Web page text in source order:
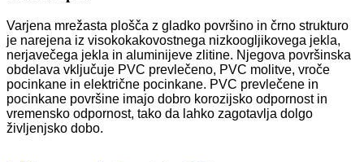
Varjena mrežasta plošča z gladko površino in črno strukturo
je narejena iz visokokakovostnega nizkoogljikovega jekla,
nerjavečega jekla in aluminijeve zlitine. Njegova površinska
obdelava vključuje PVC prevlečeno, PVC molitve, vroče
pocinkane in električne pocinkane. PVC prevlečene in
pocinkane površine imajo dobro korozijsko odpornost in
vremensko odpornost, tako da lahko zagotavlja dolgo
življenjsko dobo.